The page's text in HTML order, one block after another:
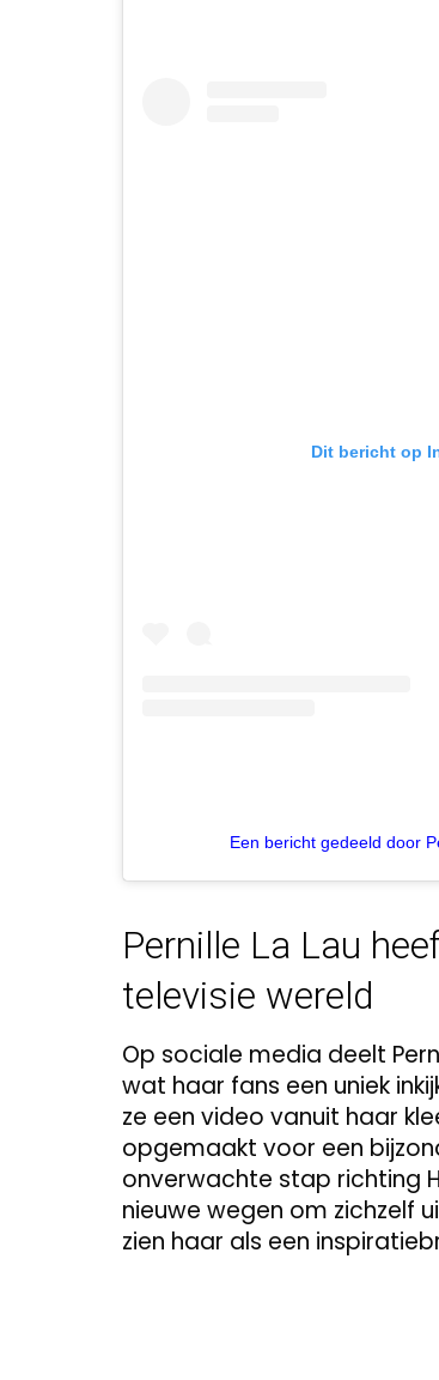
Dit bericht op
Een bericht gedeeld door
Pernille La Lau
televisie wereld
Op sociale media deelt
wat haar fans een uniek
ze een video vanuit haar
opgemaakt voor een
onverwachte stap richting
nieuwe wegen om zichzelf
zien haar als een